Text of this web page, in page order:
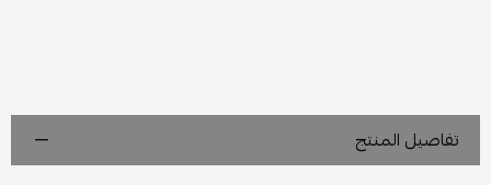
تفاصيل المنتج